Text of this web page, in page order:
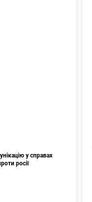
у справах
росії